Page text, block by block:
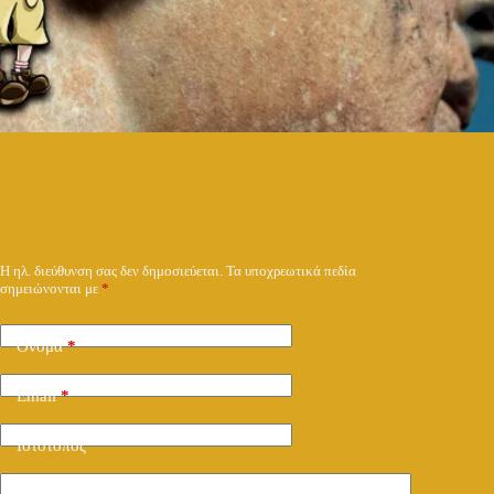
Η ηλ. διεύθυνση σας δεν δημοσιεύεται. Τα υποχρεωτικά πεδία
σημειώνονται με *
Όνομα*
Email*
Ιστότοπος